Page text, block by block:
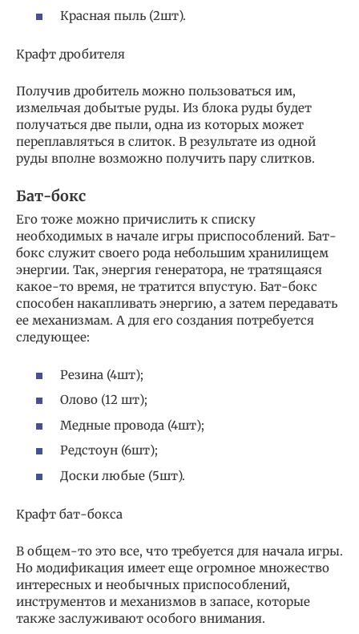
Красная пыль (2шт).
Крафт дробителя
Получив дробитель можно пользоваться им,
измельчая добытые руды. Из блока руды будет
получаться две пыли, одна из которых может
переплавляться в слиток. В результате из одной
руды вполне возможно получить пару слитков.
Бат-бокс
Его тоже можно причислить к списку
необходимых в начале игры приспособлений. Бат-
бокс служит своего рода небольшим хранилищем
энергии. Так, энергия генератора, не тратящаяся
какое-то время, не тратится впустую. Бат-бокс
способен накапливать энергию, а затем передавать
ее механизмам. А для его создания потребуется
следующее:
Резина (4шт);
Олово (12 шт);
Медные провода (4шт);
Редстоун (6шт);
Доски любые (5шт).
Крафт бат-бокса
В общем-то это все, что требуется для начала игры.
Но модификация имеет еще огромное множество
интересных и необычных приспособлений,
инструментов и механизмов в запасе, которые
также заслуживают особого внимания.